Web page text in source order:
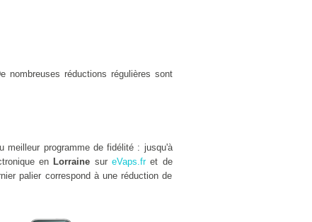
réductions régulières sont
meilleur programme de fidélité : jusqu'à
en Lorraine sur eVaps.fret de
palier correspond à une réduction de